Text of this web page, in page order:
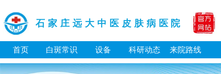
石家庄远大中医皮肤病医院
首页 白斑常识 设备 科研动态 来院路线